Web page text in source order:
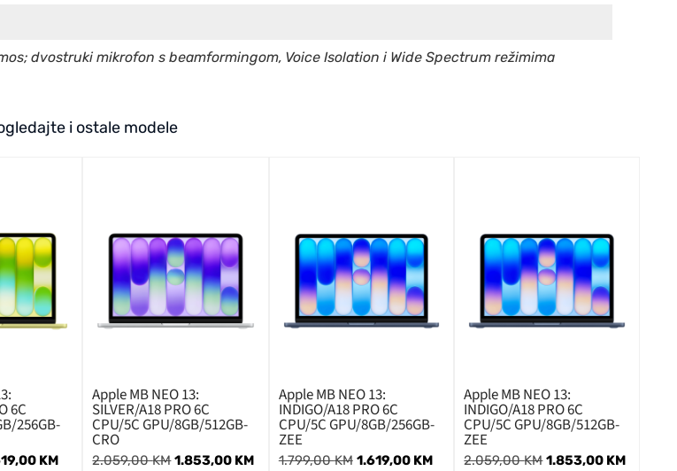
dvostruki mikrofon s beamformingom, Voice Isolation i Wide Spectrum režimima
i ostale modele
6C
256GB-
KM
Apple MB NEO 13:
SILVER/A18 PRO 6C
CPU/5C GPU/8GB/512GB-
CRO
2.059,00KM 1.853,00 KM
Apple MB NEO 13:
INDIGO/A18 PRO 6C
CPU/5C GPU/8GB/256GB-
ZEE
1.799,00KM 1.619,00 KM
Apple MB NEO 13:
INDIGO/A18 PRO 6C
CPU/5C GPU/8GB/512GB-
ZEE
2.059,00KM 1.853,00 KM